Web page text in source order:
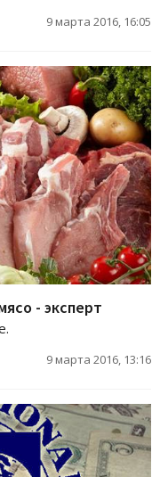
9 марта 2016, 16:05
- эксперт
9 марта 2016, 13:16